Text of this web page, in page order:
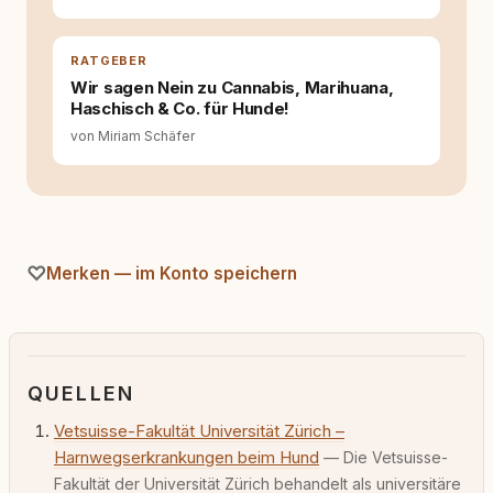
RATGEBER
Wir sagen Nein zu Cannabis, Marihuana,
Haschisch & Co. für Hunde!
von Miriam Schäfer
Merken — im Konto speichern
QUELLEN
Vetsuisse-Fakultät Universität Zürich –
Harnwegserkrankungen beim Hund — Die Vetsuisse-
Fakultät der Universität Zürich behandelt als universitäre